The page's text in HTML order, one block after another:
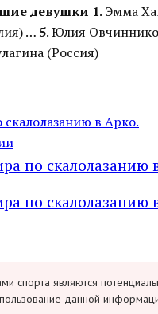
девушки 1. Эмма
… 5. Юлия
(Россия)
в Арко.
по скалолазанию
по скалолазанию
спорта являются
данной